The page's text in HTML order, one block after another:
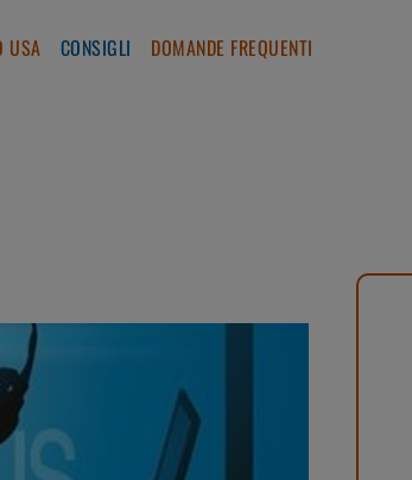
USA CONSIGLI DOMANDE FREQUENTI